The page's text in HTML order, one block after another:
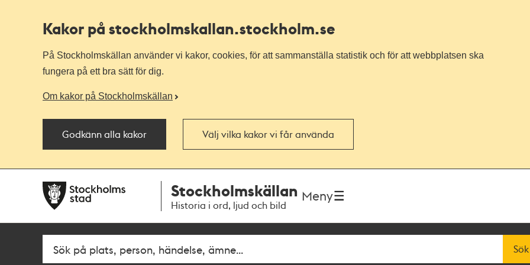
Kakor på stockholmskallan.stockholm.se
På Stockholmskällan använder vi kakor, cookies, för att sammanställa statistik och för att webbplatsen ska
fungera på ett bra sätt för dig.
Om kakor på Stockholmskällan
Godkänn alla kakor Välj vilka kakor vi får använda
navigationen
huvudinnehållet
Stockholmskällan
Historia i ord, ljud och bild
Meny
Fritextsök Sök